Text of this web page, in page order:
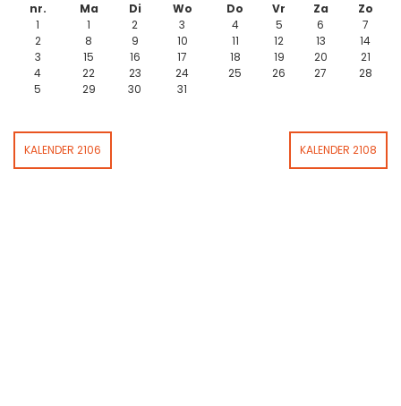
nr. Ma Di Wo Do Vr Za
Zo
1
1 2 3 4 5 6
7
2
8 9 10 11 12 13
14
3
15 16 17 18 19 20
21
4
22 23 24 25 26 27
28
5
29 30 31
KALENDER 2106 KALENDER 2108